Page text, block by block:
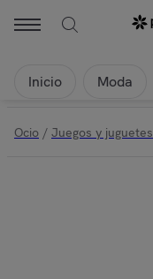
Inicio Moda
Ocio / Juegos y juguetes